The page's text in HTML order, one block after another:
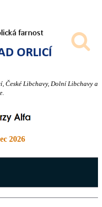
České Libchavy, Dolní Libchavy a
2026